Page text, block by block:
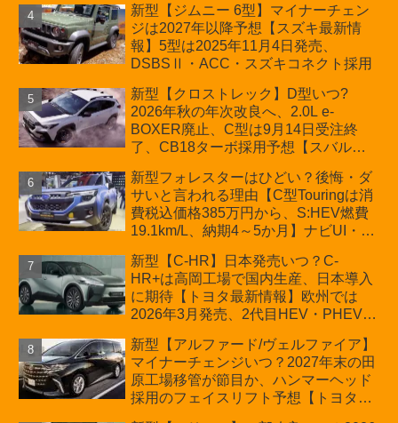
プが争点【スズキ最新情報】特別仕様
車「ZC33S Final Edition」終了
新型【ジムニー 6型】マイナーチェン
ジは2027年以降予想【スズキ最新情
報】5型は2025年11月4日発売、
DSBSⅡ・ACC・スズキコネクト採用
新型【クロストレック】D型いつ?
2026年秋の年次改良へ、2.0L e-
BOXER廃止、C型は9月14日受注終
了、CB18ターボ採用予想【スバル最
新型フォレスターはひどい？後悔・ダ
サいと言われる理由【C型Touringは消
費税込価格385万円から、S:HEV燃費
19.1km/L、納期4～5か月】ナビUI・冬
カーオブザイヤーとJNCAP大賞受賞後
も残る注意点
新型【C-HR】日本発売いつ？C-
HR+は高岡工場で国内生産、日本導入
に期待【トヨタ最新情報】欧州では
2026年3月発売、2代目HEV・PHEVは
新型【アルファード/ヴェルファイア】
マイナーチェンジいつ？2027年末の田
原工場移管が節目か、ハンマーヘッド
採用のフェイスリフト予想【トヨタ最